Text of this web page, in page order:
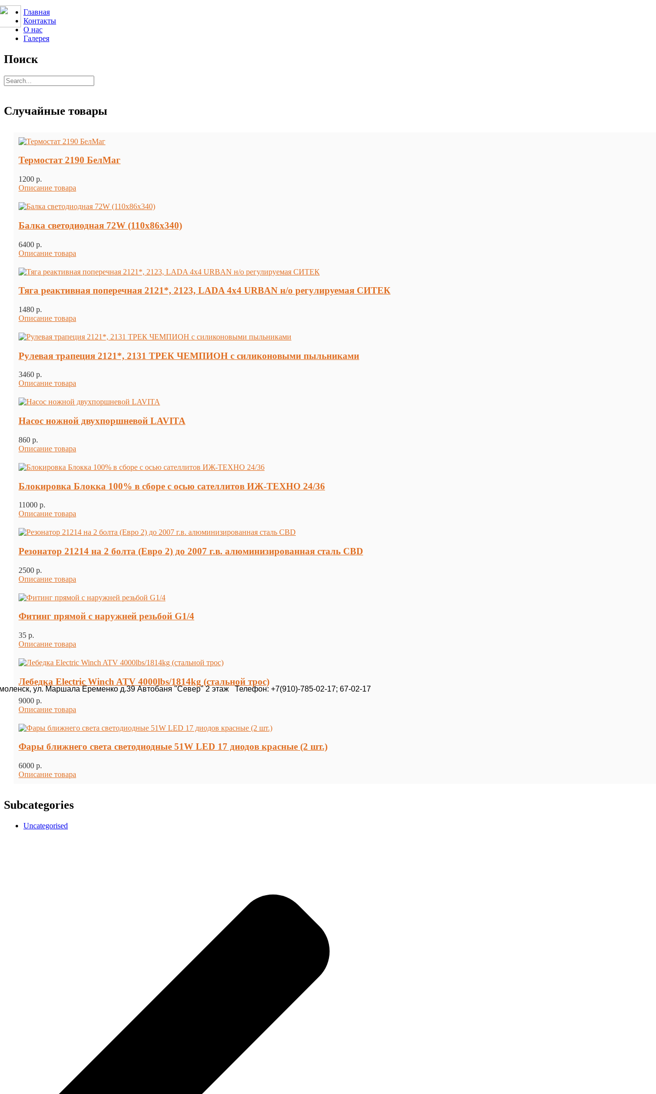
ул. Маршала Еременко д.39 Автобаня "Север" 2 этаж Телефон: +7(910)-785-02-17; 67-02-17
Главная
Контакты
О нас
Галерея
Поиск
Случайные товары
Термостат 2190 БелМаг
1200 p.
Описание товара
Балка светодиодная 72W (110х86х340)
6400 p.
Описание товара
Тяга реактивная поперечная 2121*, 2123, LADA 4x4 URBAN н/о регулируемая СИТЕК
1480 p.
Описание товара
Рулевая трапеция 2121*, 2131 ТРЕК ЧЕМПИОН с силиконовыми пыльниками
3460 p.
Описание товара
Насос ножной двухпоршневой LAVITA
860 p.
Описание товара
Блокировка Блокка 100% в сборе с осью сателлитов ИЖ-ТЕХНО 24/36
11000 p.
Описание товара
Резонатор 21214 на 2 болта (Евро 2) до 2007 г.в. алюминизированная сталь CBD
2500 p.
Описание товара
Фитинг прямой с наружней резьбой G1/4
35 p.
Описание товара
Лебедка Electric Winch ATV 4000lbs/1814kg (стальной трос)
9000 p.
Описание товара
Фары ближнего света светодиодные 51W LED 17 диодов красные (2 шт.)
6000 p.
Описание товара
Subcategories
Uncategorised